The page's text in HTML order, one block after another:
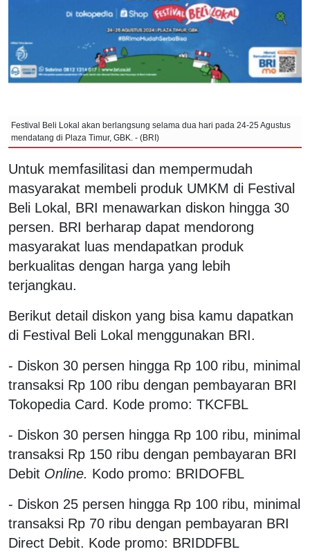
Festival Beli Lokal akan berlangsung selama dua hari pada 24-25 Agustus
mendatang di Plaza Timur, GBK. - (BRI)
Untuk memfasilitasi dan mempermudah
masyarakat membeli produk UMKM di Festival
Beli Lokal, BRI menawarkan diskon hingga 30
persen. BRI berharap dapat mendorong
masyarakat luas mendapatkan produk
berkualitas dengan harga yang lebih
terjangkau.
Berikut detail diskon yang bisa kamu dapatkan
di Festival Beli Lokal menggunakan BRI.
- Diskon 30 persen hingga Rp 100 ribu, minimal
transaksi Rp 100 ribu dengan pembayaran BRI
Tokopedia Card. Kode promo: TKCFBL
- Diskon 30 persen hingga Rp 100 ribu, minimal
transaksi Rp 150 ribu dengan pembayaran BRI
Debit Online. Kodo promo: BRIDOFBL
- Diskon 25 persen hingga Rp 100 ribu, minimal
transaksi Rp 70 ribu dengan pembayaran BRI
Direct Debit. Kode promo: BRIDDFBL